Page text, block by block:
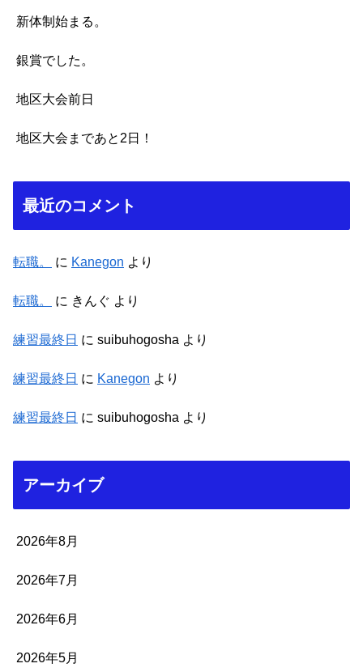
新体制始まる。
銀賞でした。
地区大会前日
地区大会まであと2日！
最近のコメント
転職。 に Kanegon より
転職。 に きんぐ より
練習最終日 に suibuhogosha より
練習最終日 に Kanegon より
練習最終日 に suibuhogosha より
アーカイブ
2026年8月
2026年7月
2026年6月
2026年5月